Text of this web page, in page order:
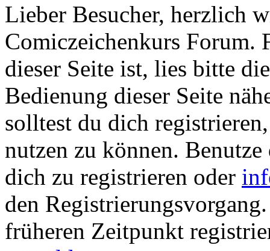
Lieber Besucher, herzlich
Comiczeichenkurs Forum.
dieser Seite ist, lies bitte
Bedienung dieser Seite
solltest du dich
nutzen zu können.
dich zu registrieren oder
den
früheren Zeitpunkt